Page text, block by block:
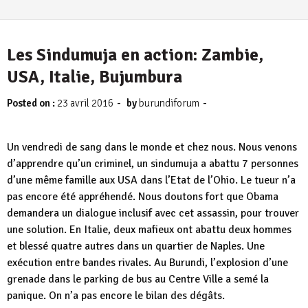
Les Sindumuja en action: Zambie,
USA, Italie, Bujumbura
Posted on : 23 avril 2016 - by burundiforum -
Un vendredi de sang dans le monde et chez nous. Nous venons
d’apprendre qu’un criminel, un sindumuja a abattu 7 personnes
d’une même famille aux USA dans l’Etat de l’Ohio. Le tueur n’a
pas encore été appréhendé. Nous doutons fort que Obama
demandera un dialogue inclusif avec cet assassin, pour trouver
une solution. En Italie, deux mafieux ont abattu deux hommes
et blessé quatre autres dans un quartier de Naples. Une
exécution entre bandes rivales. Au Burundi, l’explosion d’une
grenade dans le parking de bus au Centre Ville a semé la
panique. On n’a pas encore le bilan des dégâts.